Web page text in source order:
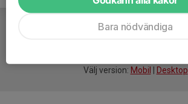
Välj version: Mobil Desktop
Bara nödvändiga